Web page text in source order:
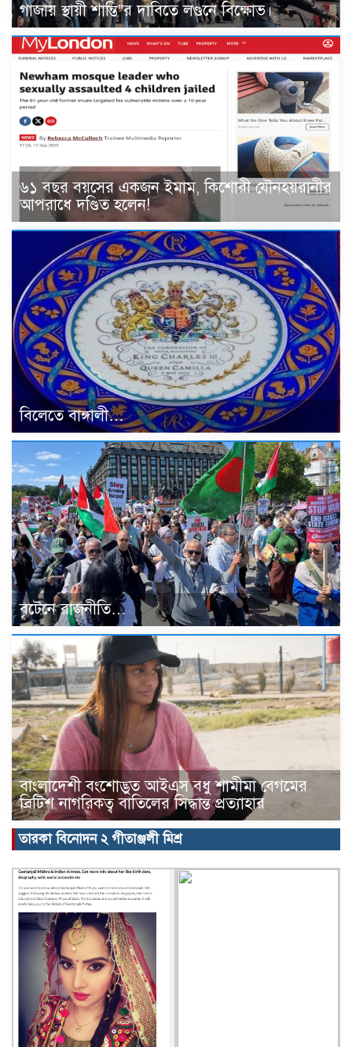
গাজায় স্থায়ী শান্তি”র দাবিতে লণ্ডনে বিক্ষোভ।
৬১ বছর বয়সের একজন ইমাম, কিশোরী যৌনহয়রানীর
আপরাধে দণ্ডিত হলেন!
বিলেতে বাঙ্গালী…
বৃটেনে রাজনীতি…
বাংলাদেশী বংশোদ্ভুত আইএস বধু শামীমা বেগমের
ব্রিটিশ নাগরিকত্ব বাতিলের সিদ্ধান্ত প্রত্যাহার
তারকা বিনোদন ২ গীতাঞ্জলী মিশ্র